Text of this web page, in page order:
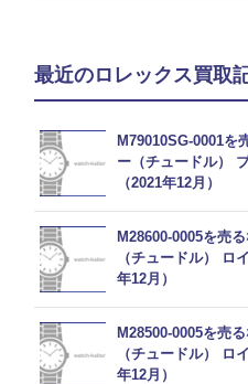
最近のロレックス買取
M79010SG-0001を
ー（チュードル）
（2021年12月）
M28600-0005を売
（チュードル） ロ
年12月）
M28500-0005を売
（チュードル） ロ
年12月）